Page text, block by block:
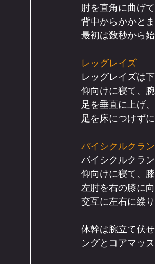
肘を直角に曲げ
背中からかかと
最初は数秒から
レッグレイズ
レッグレイズは
仰向けに寝て、
足を垂直に上げ
足を床につけず
バイシクルクラ
バイシクルクラ
仰向けに寝て、
左肘を右の膝に
交互に左右に繰り
体幹は腕立て伏
ングとコアマッ